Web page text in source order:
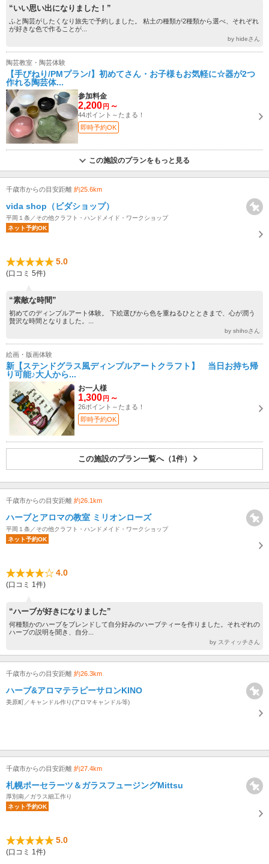
“いい思い出になりました！”
ふと陶芸がしたくなり旅先で予約しました。 粘土の種類が2種類から選べ、それぞれ
が好きな色で作ることが...
by hideさん
陶芸教室・陶芸体験
【手びねり/PMプラン/】初めてさん・お子様もお気軽に☆器が2つ
作れる陶芸体...
参加料金
2,200 円 ～
44ポイント～たまる！
即時予約OK
この施設のプランをもっと見る
千歳市からの目安距離 約25.6km
vida shop（ビダショップ）
平岡１条／その他クラフト・ハンドメイド・ワークショップ
ネット予約OK
5.0
(口コミ 5件)
“素敵な時間”
初めてのディンプルアート体験。 下絵選びから色を重ねるひとときまで、心が潤う
贅沢な時間となりました。...
by shihoさん
絵画・版画体験
新【ステンドグラス風ディンプルアートクラフト】 当日お持ち帰
り可能♪大人から...
お一人様
1,300 円 ～
26ポイント～たまる！
即時予約OK
この施設のプラン一覧へ（1件）
千歳市からの目安距離 約26.1km
ハーブとアロマの教室 ミリオンローズ
平岡１条／その他クラフト・ハンドメイド・ワークショップ
ネット予約OK
4.0
(口コミ 1件)
“ハーブが好きになりました”
何種類かのハーブをブレンドして自分好みのハーブティーを作りました。それぞれの
ハーブの説明を聞き、自分...
by スティッチさん
千歳市からの目安距離 約26.3km
ハーブ&アロマテラピーサロンKINO
美原町／キャンドル作り(アロマキャンドル等)
千歳市からの目安距離 約27.4km
札幌ポーセラーツ＆ガラスフュージングMittsu
厚別南／ガラス細工作り
ネット予約OK
5.0
(口コミ 1件)